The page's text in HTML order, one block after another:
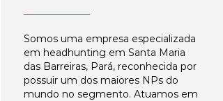
Somos uma empresa especializada
em headhunting em Santa Maria
das Barreiras, Pará, reconhecida por
possuir um dos maiores NPs do
mundo no segmento. Atuamos em